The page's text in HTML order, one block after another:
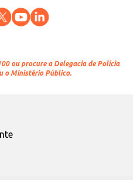
ou procure a Delegacia de Polícia
o Ministério Público.